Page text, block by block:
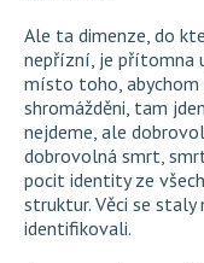
Ale ta dimenze, do
nepřízní, je přítomna
místo toho, abychom
shromážděni, tam
nejdeme, ale
dobrovolná smrt,
pocit identity ze
struktur. Věci se staly
identifikovali.